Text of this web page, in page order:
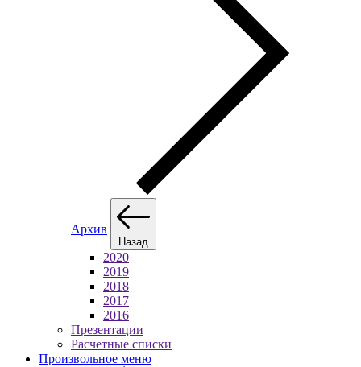
Архив
Назад
2020
2019
2018
2017
2016
Презентации
Расчетные списки
Произвольное меню